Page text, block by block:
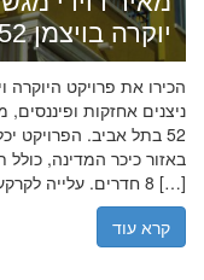
יוקרה בויצמן 52 תל אביב
8 חדרים. עלייה לקרקע צפויה במאי 2026 עם ליווי […]
קרא עוד